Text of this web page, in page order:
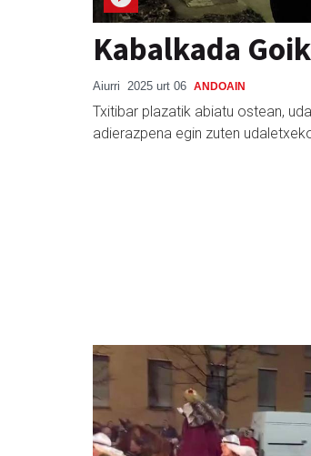
Kabalkada
Aiurri 2025 urt 06 ANDOAIN
Txitibar plazatik abiatu ostean,
adierazpena egin zuten